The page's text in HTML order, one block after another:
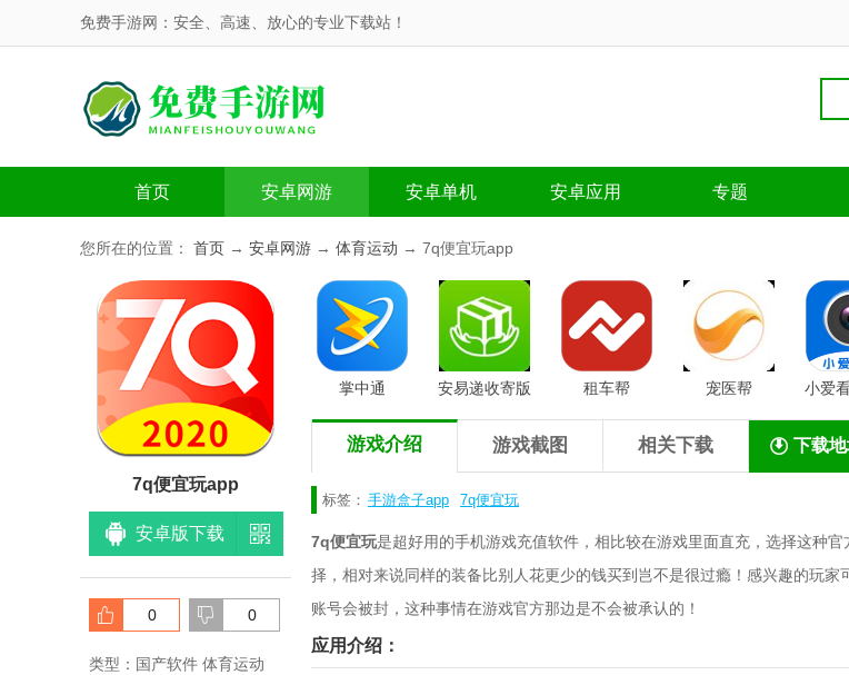
免费手游网：安全、高速、放心的专业下载站！
首页 安卓网游 安卓单机 安卓应用 专题
您所在的位置： 首页 → 安卓网游 → 体育运动 → 7q便宜玩app
7q便宜玩app
安卓版下载
0 0
类型：国产软件 体育运动
掌中通 安易递收寄版 租车帮 宠医帮 小爱
游戏介绍 游戏截图 相关下载 下载
标签： 手游盒子app 7q便宜玩
7q便宜玩是超好用的手机游戏充值软件，相比较在游戏里面直充，选择这种
择，相对来说同样的装备比别人花更少的钱买到岂不是很过瘾！感兴趣的玩
账号会被封，这种事情在游戏官方那边是不会被承认的！
应用介绍：